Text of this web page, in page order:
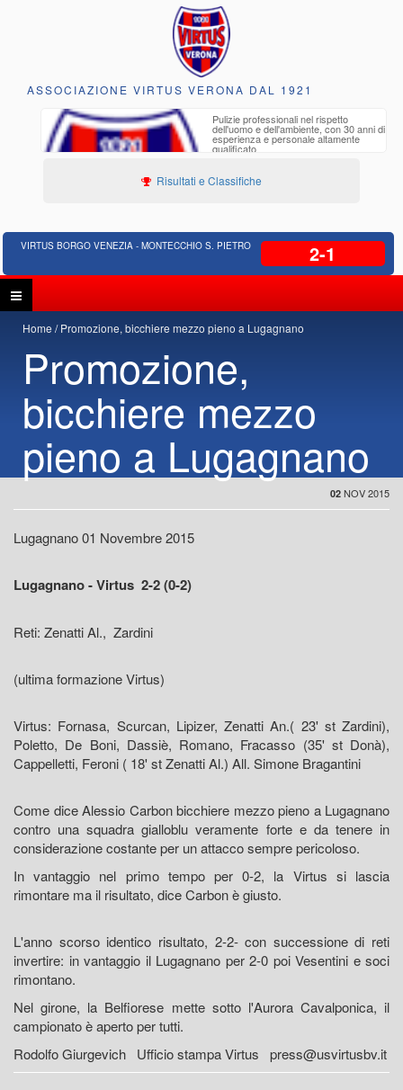
ASSOCIAZIONE VIRTUS VERONA DAL 1921
Pulizie professionali nel rispetto
dell'uomo e dell'ambiente, con 30 anni di
esperienza e personale altamente
qualificato
Risultati e Classifiche
VIRTUS BORGO VENEZIA - MONTECCHIO S. PIETRO 2-1
Home Promozione, bicchiere mezzo pieno a Lugagnano
Promozione,
bicchiere mezzo
pieno a Lugagnano
02 NOV 2015
Lugagnano 01 Novembre 2015
Lugagnano - Virtus 2-2 (0-2)
Reti: Zenatti Al., Zardini
(ultima formazione Virtus)
Virtus: Fornasa, Scurcan, Lipizer, Zenatti An.( 23' st Zardini),
Poletto, De Boni, Dassiè, Romano, Fracasso (35' st Donà),
Cappelletti, Feroni ( 18' st Zenatti Al.) All. Simone Bragantini
Come dice Alessio Carbon bicchiere mezzo pieno a Lugagnano
contro una squadra gialloblu veramente forte e da tenere in
considerazione costante per un attacco sempre pericoloso.
In vantaggio nel primo tempo per 0-2, la Virtus si lascia
rimontare ma il risultato, dice Carbon è giusto.
L'anno scorso identico risultato, 2-2- con successione di reti
invertire: in vantaggio il Lugagnano per 2-0 poi Vesentini e soci
rimontano.
Nel girone, la Belfiorese mette sotto l'Aurora Cavalponica, il
campionato è aperto per tutti.
Rodolfo Giurgevich Ufficio stampa Virtus press@usvirtusbv.it